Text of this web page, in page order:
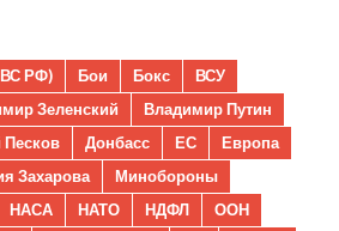
РФ) Бои Бокс
ВСУ
Зеленский
Владимир Путин
Донбасс ЕС
Европа
Захарова
Минобороны
НАСА НАТО НДФЛ
ООН